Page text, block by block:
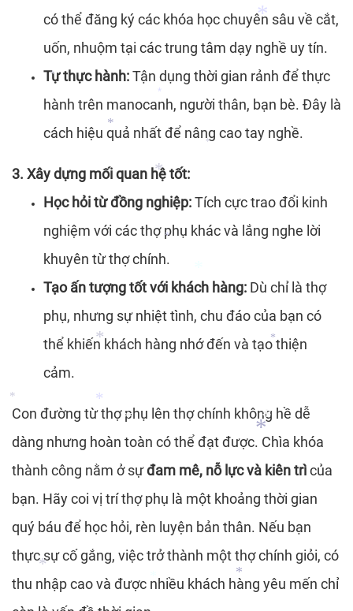
*
*
*
*
*
*
*
*
có thể đăng ký các khóa học chuyên sâu về cắt,
uốn, nhuộm tại các trung tâm dạy nghề uy tín.
Tự thực hành:Tận dụng thời gian rảnh để thực
hành trên manocanh, người thân, bạn bè. Đây là
cách hiệu quả nhất để nâng cao tay nghề.
3. Xây dựng mối quan hệ tốt:
Học hỏi từ đồng nghiệp:Tích cực trao đổi kinh
nghiệm với các thợ phụ khác và lắng nghe lời
khuyên từ thợ chính.
Tạo ấn tượng tốt với khách hàng: Dù chỉ là thợ
phụ, nhưng sự nhiệt tình, chu đáo của bạn có
thể khiến khách hàng nhớ đến và tạo thiện
cảm.
Con đường từ thợ phụ lên thợ chính không hề dễ
dàng nhưng hoàn toàn có thể đạt được. Chìa khóa
thành công nằm ở sựđam mê, nỗ lực và kiên trìcủa
bạn. Hãy coi vị trí thợ phụ là một khoảng thời gian
quý báu để học hỏi, rèn luyện bản thân. Nếu bạn
thực sự cố gắng, việc trở thành một thợ chính giỏi, có
thu nhập cao và được nhiều khách hàng yêu mến chỉ